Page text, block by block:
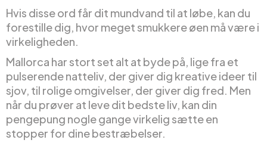
Hvis disse ord får dit mundvand til at løbe, kan du
forestille dig, hvor meget smukkere øen må være i
virkeligheden.
Mallorca har stort set alt at byde på, lige fra et
pulserende natteliv, der giver dig kreative ideer til
sjov, til rolige omgivelser, der giver dig fred. Men
når du prøver at leve dit bedste liv, kan din
pengepung nogle gange virkelig sætte en
stopper for dine bestræbelser.